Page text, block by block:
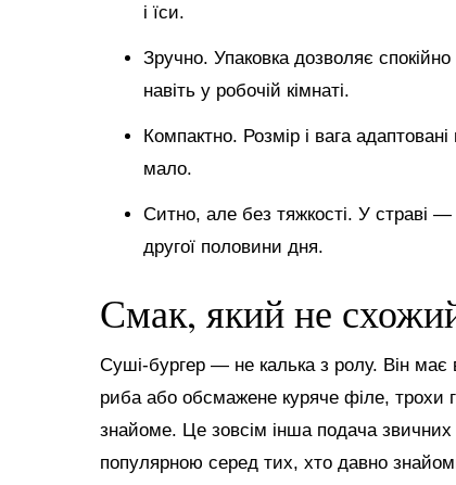
і їси.
Зручно. Упаковка дозволяє
навіть у робочій кімнаті.
Компактно. Розмір і вага
мало.
Ситно, але без тяжкості. У страві —
другої половини дня.
Смак, який не
Суші-бургер — не калька з ролу. Він має
риба або обсмажене куряче філе, трохи
знайоме. Це зовсім інша подача звичних
популярною серед тих, хто давно